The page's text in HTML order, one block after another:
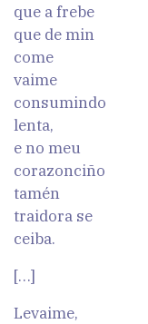
que a frebe
que de min
come
vaime
consumindo
lenta,
e no meu
corazonciño
tamén
traidora se
ceiba.
[…]
Levaime,